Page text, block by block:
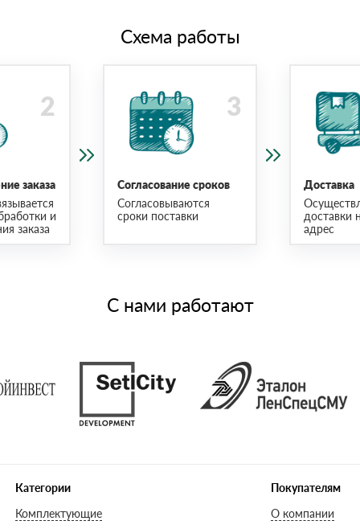
Схема работы
заказа
и
заказа
Согласование сроков
Согласовываются
сроки поставки
Доставка
доставки
адрес
С нами работают
Категории
Комплектующие
Покупателям
О компании